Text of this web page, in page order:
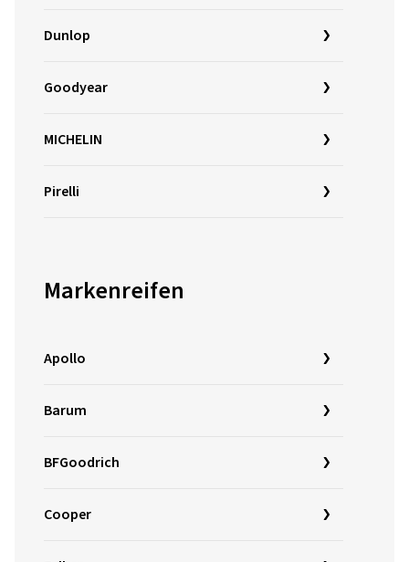
Dunlop
Goodyear
MICHELIN
Pirelli
Markenreifen
Apollo
Barum
BFGoodrich
Cooper